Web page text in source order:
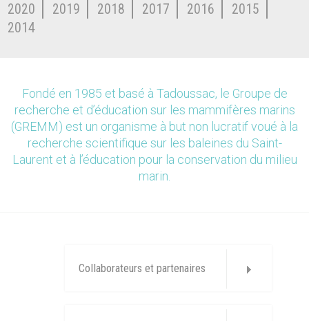
2020
2019 2018 2017 2016
2015
2014
Fondé en 1985 et basé à Tadoussac, le Groupe de
recherche et d’éducation sur les mammifères marins
(GREMM) est un organisme à but non lucratif voué à la
recherche scientifique sur les baleines du Saint-
Laurent et à l’éducation pour la conservation du milieu
marin.
Collaborateurs et partenaires